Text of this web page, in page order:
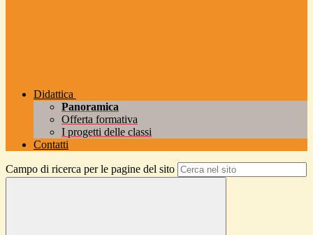
Didattica
Panoramica
Offerta formativa
I progetti delle classi
Contatti
Campo di ricerca per le pagine del sito